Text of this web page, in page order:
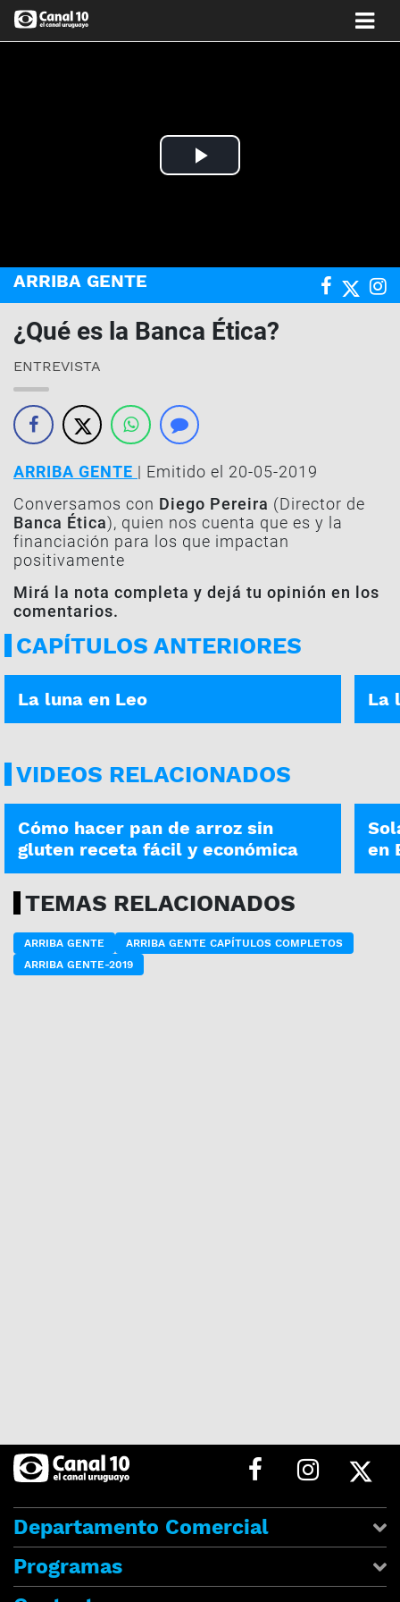
Play
ARRIBA GENTE
¿Qué es la Banca Ética?
ENTREVISTA
ARRIBA GENTE | Emitido el 20-05-2019
Conversamos con Diego Pereira (Director de
Banca Ética), quien nos cuenta que es y la
financiación para los que impactan
positivamente
Mirá la nota completa y dejá tu opinión en los
comentarios.
CAPÍTULOS ANTERIORES
ASÍ ES TU DÍA | 05-01-2026
La luna en Leo La
VIDEOS RELACIONADOS
LA MAÑANA EN CASA | 04-08
Cómo hacer pan de arroz sin
gluten receta fácil y económica
en
TEMAS RELACIONADOS
ARRIBA GENTE
ARRIBA GENTE CAPÍTULOS COMPLETOS
ARRIBA GENTE-2019
Departamento Comercial
Programas